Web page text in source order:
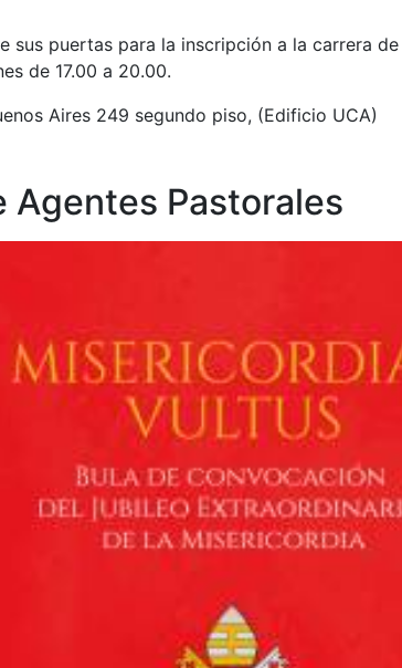
sus puertas para la inscripción a la carrera
de 17.00 a 20.00.
Aires 249 segundo piso, (Edificio UCA)
Agentes Pastorales